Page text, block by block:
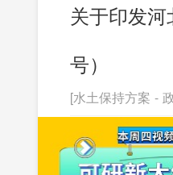
关于印发
号）
[水土保持方案 -